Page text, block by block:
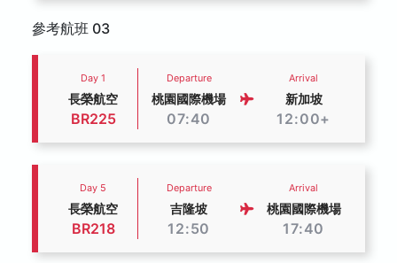
參考航班 03
Day 1
長榮航空
BR225
Departure
桃園國際機場
07:40
Arrival
新加坡
12:00+
Day 5
長榮航空
BR218
Departure
吉隆坡
12:50
Arrival
桃園國際機場
17:40